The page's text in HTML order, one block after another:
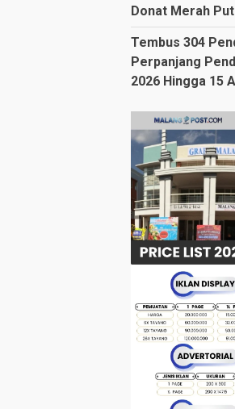
Donat Merah
Tembus 304
Perpanjang
2026 Hingga 15